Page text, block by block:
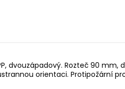
dvouzápadový. Rozteč 90 mm,
orientaci. Protipožární